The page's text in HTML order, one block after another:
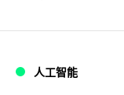
人工智能